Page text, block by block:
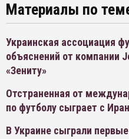
Материалы по
Украинская ассоциация
объяснений от компании
«Зениту»
Отстраненная от
по футболу сыграет с
В Украине сыграли